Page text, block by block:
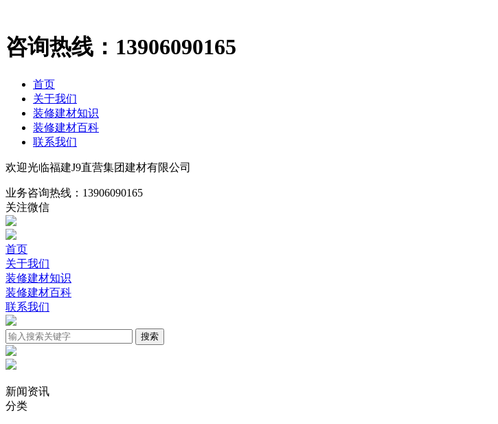
咨询热线： 13906090165
首页
关于我们
装修建材知识
装修建材百科
联系我们
欢迎光临福建J9直营集团建材有限公司
业务咨询热线： 13906090165
关注微信
首页
关于我们
装修建材知识
装修建材百科
联系我们
新闻资讯
分类